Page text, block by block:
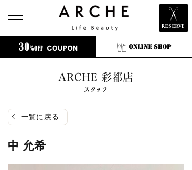
RESERVE
スタッフ
ARCHE 彩都店
一覧に戻る
中 允希